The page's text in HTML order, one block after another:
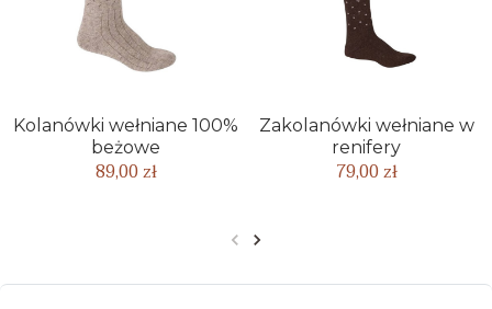
Kolanówki wełniane 100%
beżowe
89,00 zł
Zakolanówki wełniane w
renifery
79,00 zł
Poprzedni
Następny